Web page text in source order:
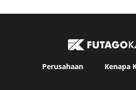
Perusahaan Kenapa